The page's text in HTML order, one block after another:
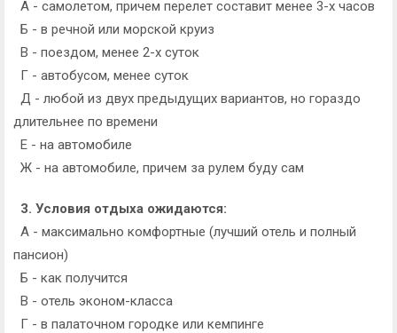
А - самолетом, причем перелет составит менее 3-х часов
Б - в речной или морской круиз
В - поездом, менее 2-х суток
Г - автобусом, менее суток
Д - любой из двух предыдущих вариантов, но гораздо
длительнее по времени
Е - на автомобиле
Ж - на автомобиле, причем за рулем буду сам
3. Условия отдыха ожидаются:
А - максимально комфортные (лучший отель и полный
пансион)
Б - как получится
В - отель эконом-класса
Г - в палаточном городке или кемпинге